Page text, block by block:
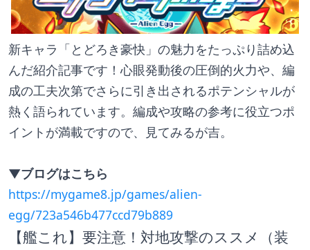
新キャラ「とどろき豪快」の魅力をたっぷり詰め込
んだ紹介記事です！心眼発動後の圧倒的火力や、編
成の工夫次第でさらに引き出されるポテンシャルが
熱く語られています。編成や攻略の参考に役立つポ
イントが満載ですので、見てみるが吉。
▼ブログはこちら
https://mygame8.jp/games/alien-
egg/723a546b477ccd79b889
【艦これ】要注意！対地攻撃のススメ（装